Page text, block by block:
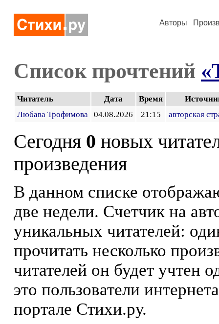
Авторы
Список прочтений
Читатель Дата Время
Любава Трофимова
04.08.2026 21:15 авторская
Сегодня 0 новых
произведения
В данном списке
две недели. Счетчик на
уникальных читателей:
прочитать несколько
читателей он будет учтен
это пользователи
портале Стихи.ру.